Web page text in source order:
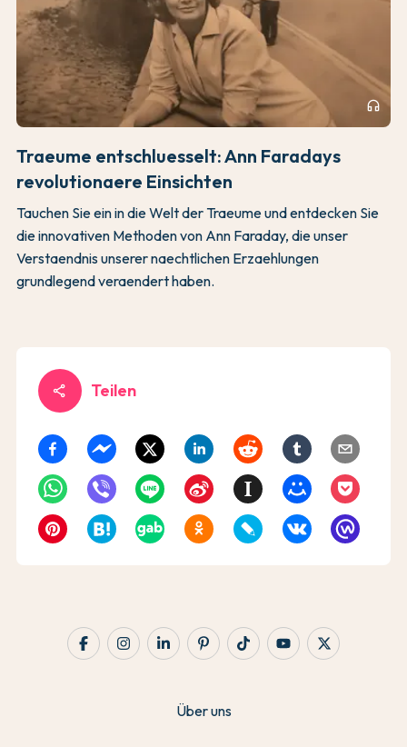
headphones
Traeume entschluesselt: Ann Faradays
revolutionaere Einsichten
Tauchen Sie ein in die Welt der Traeume und entdecken Sie
die innovativen Methoden von Ann Faraday, die unser
Verstaendnis unserer naechtlichen Erzaehlungen
grundlegend veraendert haben.
share Teilen
Über uns